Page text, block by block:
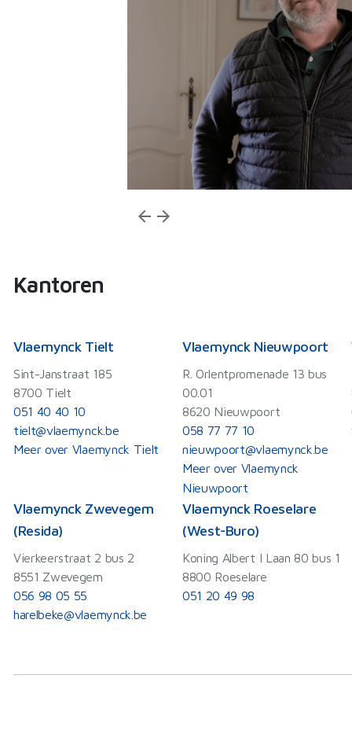
arrow_back arrow_forward
Kantoren
Vlaemynck Tielt
Sint-Janstraat 185
8700 Tielt
051 40 40 10
tielt@vlaemynck.be
Meer over Vlaemynck Tielt
Vlaemynck Nieuwpoort
R. Orlentpromenade 13 bus
00.01
8620 Nieuwpoort
058 77 77 10
nieuwpoort@vlaemynck.be
Meer over Vlaemynck
Nieuwpoort
Vlaemynck Zwevegem
(Resida)
Vierkeerstraat 2 bus 2
8551 Zwevegem
056 98 05 55
harelbeke@vlaemynck.be
Vlaemynck Roeselare
(West-Buro)
Koning Albert I Laan 80 bus 1
8800 Roeselare
051 20 49 98